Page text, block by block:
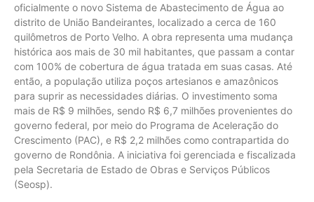
oficialmente o novo Sistema de Abastecimento de Água ao
distrito de União Bandeirantes, localizado a cerca de 160
quilômetros de Porto Velho. A obra representa uma mudança
histórica aos mais de 30 mil habitantes, que passam a contar
com 100% de cobertura de água tratada em suas casas. Até
então, a população utiliza poços artesianos e amazônicos
para suprir as necessidades diárias. O investimento soma
mais de R$ 9 milhões, sendo R$ 6,7 milhões provenientes do
governo federal, por meio do Programa de Aceleração do
Crescimento (PAC), e R$ 2,2 milhões como contrapartida do
governo de Rondônia. A iniciativa foi gerenciada e fiscalizada
pela Secretaria de Estado de Obras e Serviços Públicos
(Seosp).